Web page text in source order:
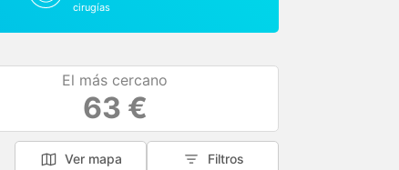
cirugías
El más cercano
63 €
Ver mapa Filtros